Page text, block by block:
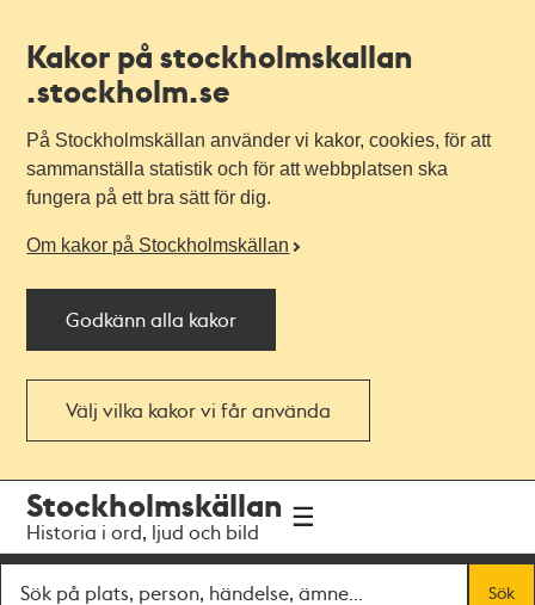
Kakor på stockholmskallan
.stockholm.se
På Stockholmskällan använder vi kakor, cookies, för att
sammanställa statistik och för att webbplatsen ska
fungera på ett bra sätt för dig.
Om kakor på Stockholmskällan
Godkänn alla kakor
Välj vilka kakor vi får använda
navigationen
huvudinnehållet
Stockholmskällan
Historia i ord, ljud och bild
Sök